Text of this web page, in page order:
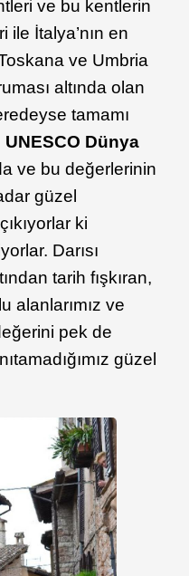
ve bu kentlerin
İtalya’nın en
ve Umbria
altında olan
tamamı
UNESCO Dünya
ve bu değerlerinin
güzel
ki
Darısı
tarih fışkıran,
alanlarımız ve
pek de
güzel